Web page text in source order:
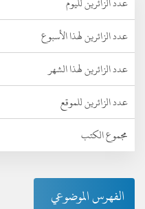
عدد الزائرين لهذا الأسبوع
عدد الزائرين لهذا الشهر
عدد الزائرين للموقع
مجموع الكتب
الفهرس الموضوعي